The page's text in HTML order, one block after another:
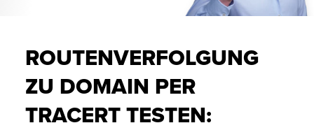
ROUTENVERFOLGUNG
ZU DOMAIN PER
TRACERT TESTEN: